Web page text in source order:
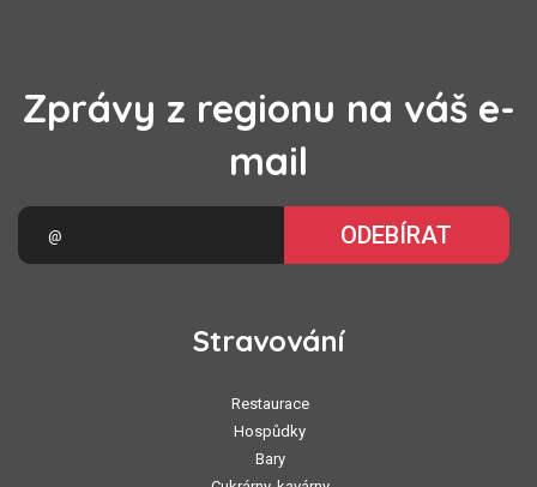
Zprávy z regionu na váš e-
mail
ODEBÍRAT
Stravování
Restaurace
Hospůdky
Bary